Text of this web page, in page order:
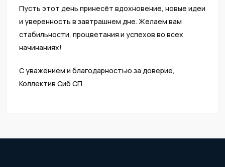
Пусть этот день принесёт вдохновение, новые идеи
и уверенность в завтрашнем дне. Желаем вам
стабильности, процветания и успехов во всех
начинаниях!
С уважением и благодарностью за доверие,
Коллектив Сиб СП